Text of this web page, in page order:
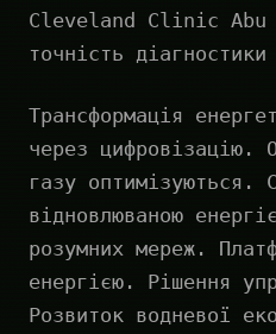
Cleveland Clinic Abu
точність
Трансформація
через цифровізацію.
газу оптимізуються.
відновлюваною
розумних мереж.
енергією. Рішення
Розвиток водневої